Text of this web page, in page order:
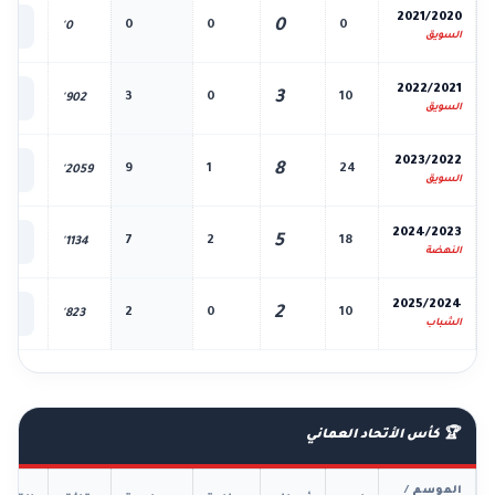
2021/2020
السويق
0
0
0
0
0'
2022/2021
السويق
10
3
0
3
902'
2023/2022
السويق
24
8
1
9
2059'
2024/2023
النهضة
18
5
2
7
1134'
2025/2024
الشباب
10
2
0
2
823'
🏆 كأس الأتحاد العماني
الموسم /